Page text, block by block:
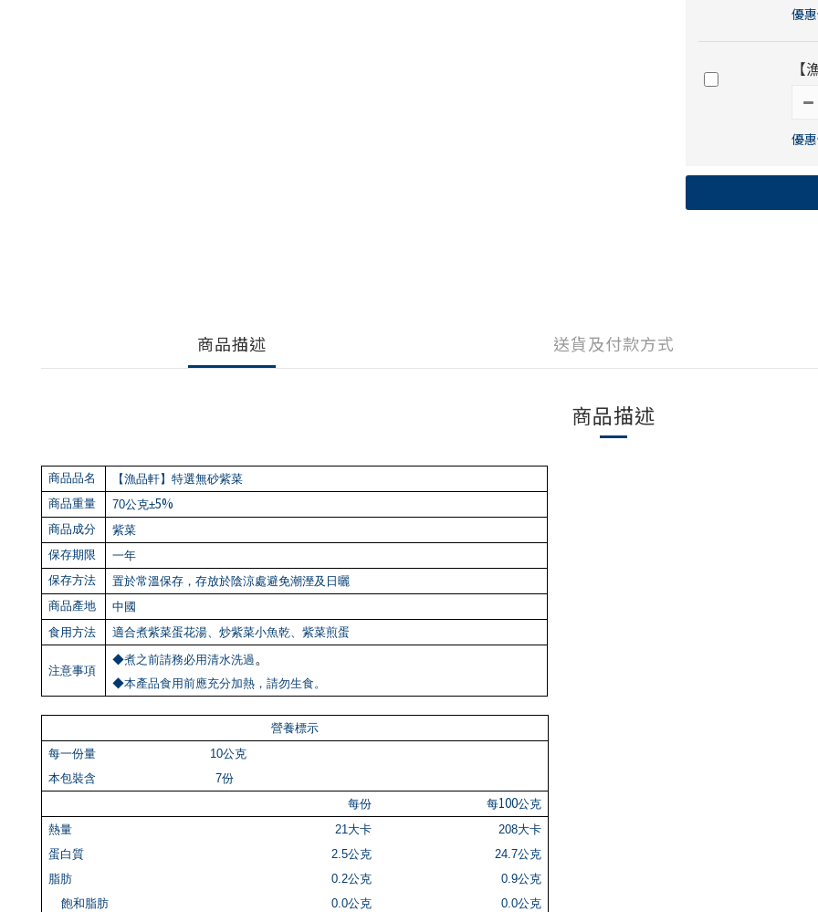
優
優
商品描述 送貨及付款方式
商品描述
商品品名
【漁品軒】特選無砂紫菜
商品重量
70公克±5%
商品成分
紫菜
保存期限
一年
保存方法
置於常溫保存，存放於陰涼處避免潮溼及日曬
商品產地
中國
食用方法
適合煮紫菜蛋花湯、炒紫菜小魚乾、紫菜煎蛋
注意事項
◆煮之前請務必用清水洗過。
◆本產品食用前應充分加熱，請勿生食。
營養標示
每一份量
10公克
本包裝含
7份
每份
每100公克
熱量
21大卡 208大卡
蛋白質
2.5公克 24.7公克
脂肪
0.2公克 0.9公克
飽和脂肪
0.0公克 0.0公克